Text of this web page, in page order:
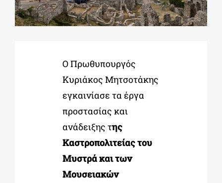
ΕΚΠΑΙΔΕΥΤΙΚΑ ΙΔΡΥΜΑΤΑ
ΠΟΛΙΤΙΣΤΙΚΟΙ ΦΟΡΕΙΣ
Ο Πρωθυπουργός
Κυριάκος Μητσοτάκης
εγκαινίασε τα έργα
προστασίας και
ανάδειξης της
Καστροπολιτείας του
Μυστρά και των
Μουσειακών